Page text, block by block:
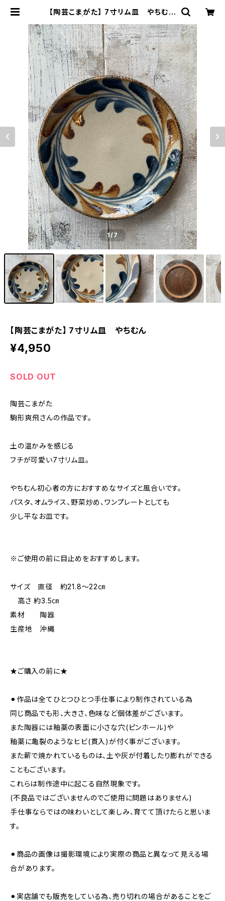
【陶芸こまがた】 7寸リム皿 やちむん
1/7
【陶芸こまがた】 7寸リム皿 やちむん
¥4,950
SOLD OUT
陶芸こまがた
駒形爽飛さんの作品です。
土の温かみを感じる
フチが可愛い7寸リム皿。
やちむん初心者の方におすすめなサイズと風合いです。
パスタ、オムライス、野菜炒め、ワンプレートとしても
少し平なお皿です。
※ご使用の前に目止めをおすすめします。
サイズ 直径 約21.8〜22㎝
高さ 約3.5㎝
素材 陶器
生産地 沖縄
★ご購入の前に★
⚫︎作品は全てひとつひとつ手仕事により制作されている為
同じ商品でも形、大きさ、色味など個体差がございます。
また陶器には釉薬の表面に小さな穴(ピンホール)や
釉薬に亀裂のようなヒビ(貫入)が付く事がございます。
また薪で焼かれているものは、土や灰が付着したり膨れができる
こともございます。
これらは制作途中に起こる自然現象です。
(不良品ではございませんのでご使用に問題はありません)
手仕事ならではの味わいとして楽しみ、育てて頂けたらと思いま
す。
⚫︎商品の画像は撮影環境により実際の商品と異なって見える場
合があります。
⚫︎実店舗でも販売をしている為、売り切れの場合があることをご